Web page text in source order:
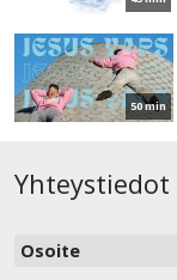
50 min
Yhteystiedot
Osoite